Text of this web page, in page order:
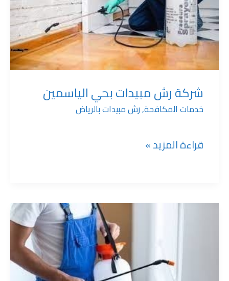
شركة رش مبيدات بحي الياسمين
خدمات المكافحة,رش مبيدات بالرياض
مبيدات
بحي
الياسمين
قراءة المزيد »
مبيدات